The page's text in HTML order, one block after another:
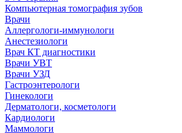
Компьютерная томография зубов
Врачи
Аллергологи-иммунологи
Анестезиологи
Врач КТ диагностики
Врачи УВТ
Врачи УЗД
Гастроэнтерологи
Гинекологи
Дерматологи, косметологи
Кардиологи
Маммологи